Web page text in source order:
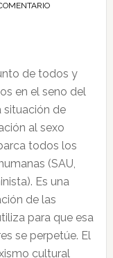
de todos y
en el seno del
situación de
al sexo
todos los
(SAU,
Es una
de las
para que esa
se perpetúe. El
cultural